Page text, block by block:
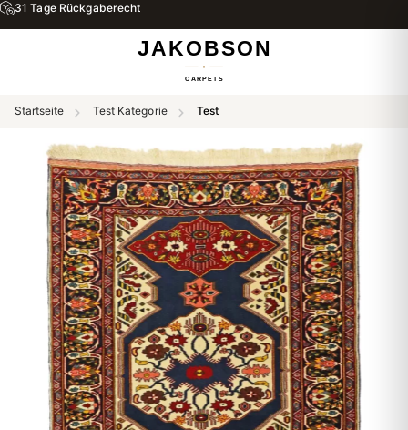
31 Tage Rückgaberecht
Startseite Test Kategorie Test